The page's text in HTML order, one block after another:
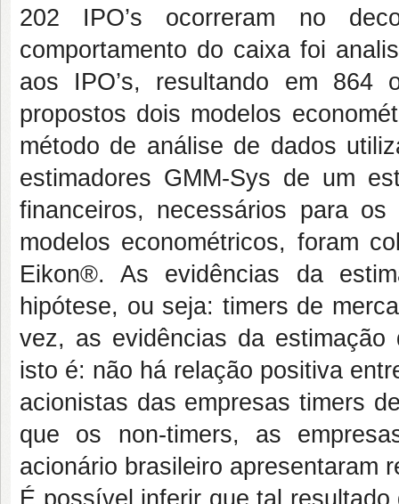
202 IPO’s ocorreram no
comportamento do caixa foi
aos IPO’s, resultando em 864
propostos dois modelos
método de análise de dados
estimadores GMM-Sys de um
financeiros, necessários para
modelos econométricos, foram
Eikon®. As evidências da
hipótese, ou seja: timers de
vez, as evidências da
isto é: não há relação positiva
acionistas das empresas timers
que os non-timers, as
acionário brasileiro apresentaram
É possível inferir que tal